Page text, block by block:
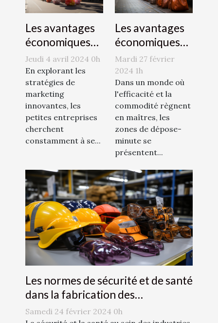
Les avantages
économiques
de la publicité
par
montgolfière
pour les petites
entreprises
Jeudi 4 avril 2024 0h
En explorant les
stratégies de
marketing
innovantes, les
petites entreprises
cherchent
constamment à se...
Les avantages
économiques
des zones de
dépose-minute
pour les
commerces
locaux
Mardi 27 février
2024 1h
Dans un monde où
l'efficacité et la
commodité règnent
en maîtres, les
zones de dépose-
minute se
présentent...
Les normes de sécurité et de santé
dans la fabrication des
accessoires de mode
Samedi 24 février 2024 0h